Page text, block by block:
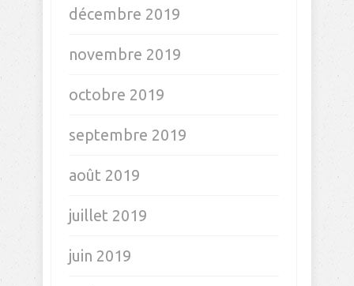
décembre 2019
novembre 2019
octobre 2019
septembre 2019
août 2019
juillet 2019
juin 2019